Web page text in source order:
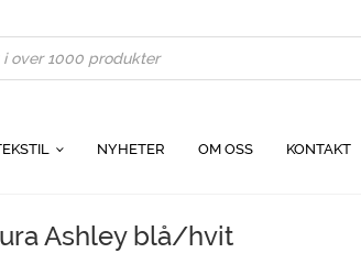
NYHETER OM OSS KONTAKT
Ashley blå/hvit